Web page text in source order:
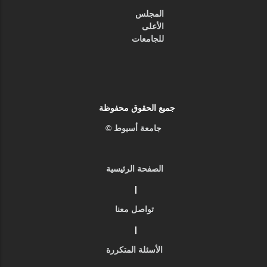
المجلس
الأعلى
للجامعات
جميع الحقوق محفوظة
جامعة أسيوط ©
الصفحة الرئيسية
|
تواصل معنا
|
الأسئلة المتكررة